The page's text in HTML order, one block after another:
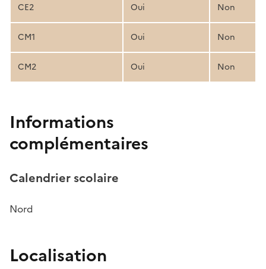
CE2 Oui Non
CM1 Oui Non
CM2 Oui Non
Informations
complémentaires
Calendrier scolaire
Nord
Localisation